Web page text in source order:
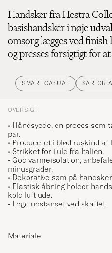
Handsker fra Hestra
basishandsker i nøje
omsorg lægges ved finish
og presses forsigtigt for
SMART CASUAL
OVERSIGT
• Håndsyede, en proces
par.
• Produceret i blød ruskind af
• Strikket for i uld fra Italien.
• God varmeisolation,
minusgrader.
• Dekorative søm på
• Elastisk åbning holder
kold luft ude.
• Logo udstanset ved skaftet.
Materiale: